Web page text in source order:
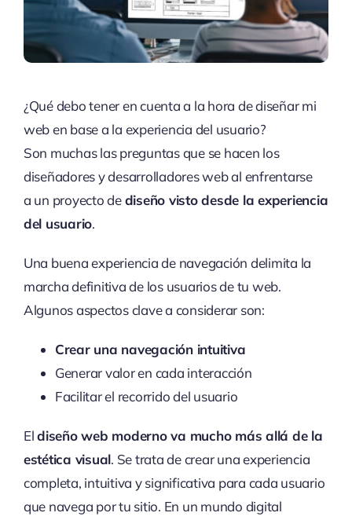
¿Qué debo tener en cuenta a la hora de diseñar mi
web en base a la experiencia del usuario?
Son muchas las preguntas que se hacen los
diseñadores y desarrolladores webal enfrentarse
a un proyecto dediseño visto desde la experiencia
del usuario.
Una buena experiencia de navegación delimita la
marcha definitiva de los usuariosde tu web.
Algunos aspectos clave a considerar son:
Crear una navegación intuitiva
Generar valor en cada interacción
Facilitar el recorrido del usuario
Eldiseño web moderno va mucho más allá de la
estética visual. Se trata de crear una experiencia
completa, intuitiva y significativa para cada usuario
que navega por tu sitio. En un mundo digital